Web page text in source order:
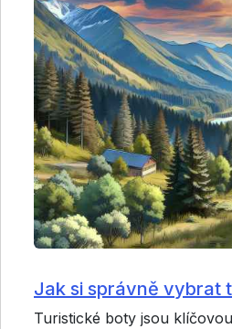
Jak si správně vybrat
Turistické boty jsou